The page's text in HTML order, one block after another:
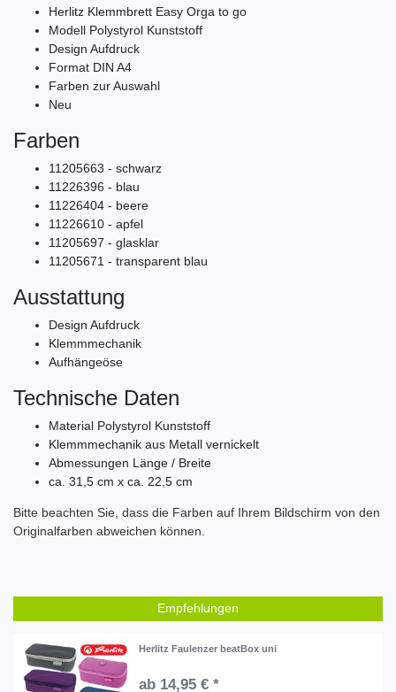
Herlitz Klemmbrett Easy Orga to go
Modell Polystyrol Kunststoff
Design Aufdruck
Format DIN A4
Farben zur Auswahl
Neu
Farben
11205663 - schwarz
11226396 - blau
11226404 - beere
11226610 - apfel
11205697 - glasklar
11205671 - transparent blau
Ausstattung
Design Aufdruck
Klemmmechanik
Aufhängeöse
Technische Daten
Material Polystyrol Kunststoff
Klemmmechanik aus Metall vernickelt
Abmessungen Länge / Breite
ca. 31,5 cm x ca. 22,5 cm
Bitte beachten Sie, dass die Farben auf Ihrem Bildschirm von den
Originalfarben abweichen können.
Empfehlungen
Herlitz Faulenzer beatBox uni
ab 14,95 € *